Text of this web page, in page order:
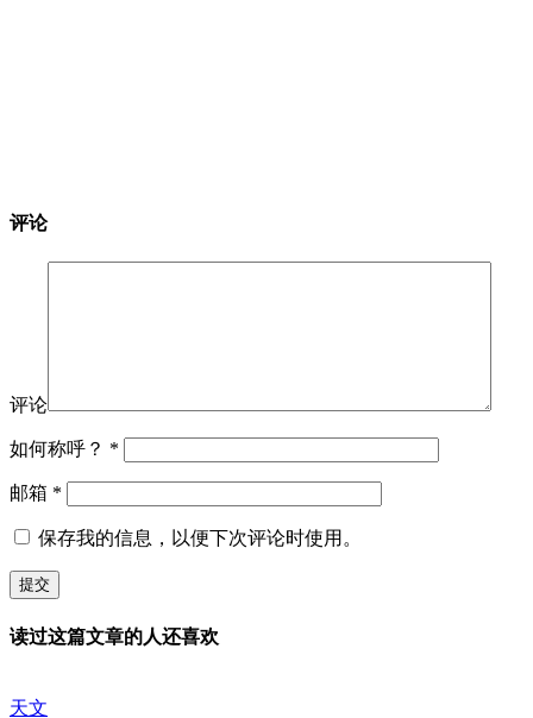
评论
评论
如何称呼？ *
邮箱 *
保存我的信息，以便下次评论时使用。
读过这篇文章的人还喜欢
天文